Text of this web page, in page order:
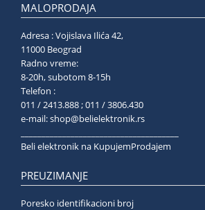
MALOPRODAJA
Adresa : Vojislava Ilića 42,
11000 Beograd
Radno vreme:
8-20h, subotom 8-15h
Telefon :
011 / 2413.888 ; 011 / 3806.430
e-mail:shop@belielektronik.rs
Beli elektronik na KupujemProdajem
PREUZIMANJE
Poresko identifikacioni broj